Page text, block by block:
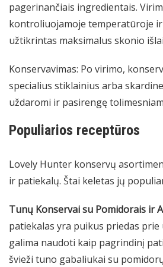
pagerinančiais ingredientais.
kontroliuojamoje temperatūroje
užtikrintas maksimalus skonio
Konservavimas: Po virimo,
specialius stiklainius arba
uždaromi ir pasirengę
Populiarios receptūros
Lovely Hunter konservų
ir patiekalų. Štai keletas jų
Tunų Konservai su Pomidorais ir
patiekalas yra puikus priedas
galima naudoti kaip pagrindinį
švieži tuno gabaliukai su